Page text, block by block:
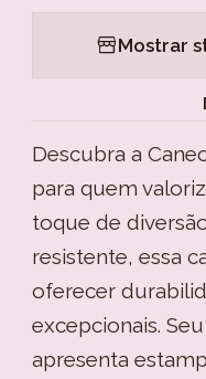
Mostrar
Descubra a
para quem
toque de
resistente, essa
oferecer
excepcionais.
apresenta